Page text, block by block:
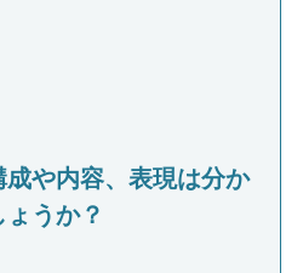
や内容、表現は分か
うか？